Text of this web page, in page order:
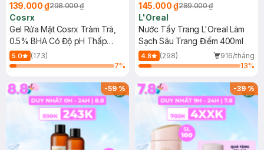
139.000 ₫298.000 ₫
Cosrx
Gel Rửa Mặt Cosrx Tràm Trà,
0.5% BHA Có Độ pH Thấp
150ml
5.0
(173)
7%
145.000 ₫289.000 ₫
L'Oreal
Nước Tẩy Trang L'Oreal Làm
Sạch Sâu Trang Điểm 400ml
4.8 (298)
916/tháng
13%
-59% -39%